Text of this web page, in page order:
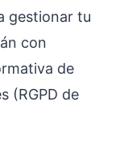
gestionar tu
con
de
(RGPD de